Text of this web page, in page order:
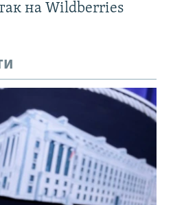
на Wildberries